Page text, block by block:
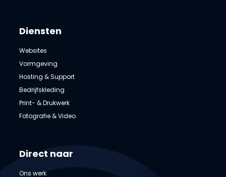
Diensten
Websites
Vormgeving
Hosting & Support
Bedrijfskleding
Print- & Drukwerk
Fotografie & Video
Direct naar
Ons werk